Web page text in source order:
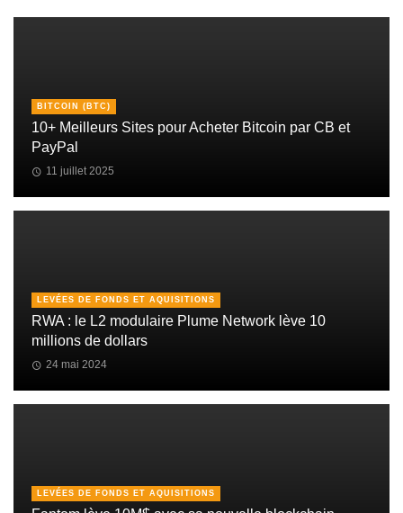
BITCOIN (BTC)
10+ Meilleurs Sites pour Acheter Bitcoin par CB et
PayPal
11 juillet 2025
LEVÉES DE FONDS ET AQUISITIONS
RWA : le L2 modulaire Plume Network lève 10
millions de dollars
24 mai 2024
LEVÉES DE FONDS ET AQUISITIONS